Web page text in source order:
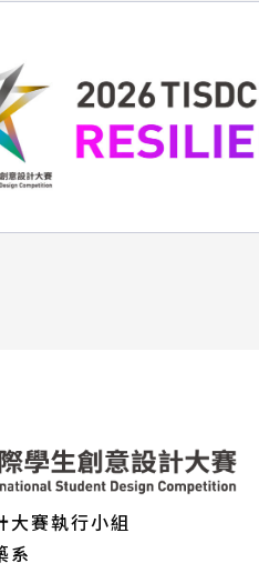
大賽執行小組
系